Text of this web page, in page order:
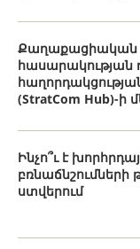
Քաղաքացիական
(StratCom Hub)-ի
Ինչո՞ւ է
բռնաճնշումների
ստվերում